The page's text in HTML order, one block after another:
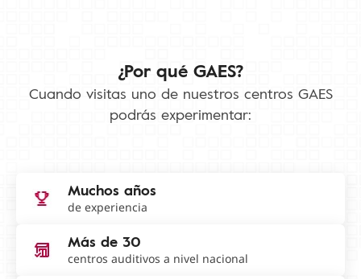
¿Por qué GAES?
Cuando visitas uno de nuestros centros GAES
podrás experimentar:
Muchos años
de experiencia
Más de 30
centros auditivos a nivel nacional